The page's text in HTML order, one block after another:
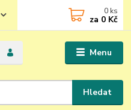
Menu
Hledat
0 ks
za 0 Kč